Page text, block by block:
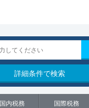
詳細条件で検索
国内税務 国際税務